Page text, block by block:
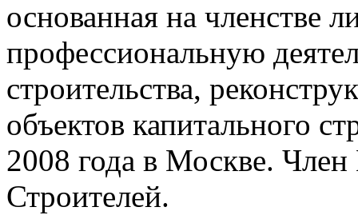
основанная на членстве
профессиональную
строительства,
объектов капитального
2008 года в Москве.
Строителей.